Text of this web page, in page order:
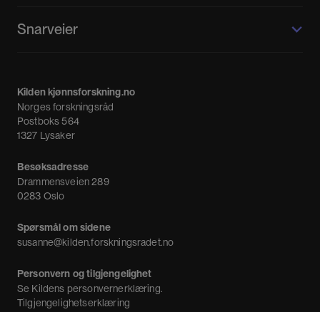
Kvinnehistorie.no
Snarveier
Nyheter
Nyhetsbrev
Kilden kjønnsforskning.no
Norges forskningsråd
Postboks 564
1327 Lysaker
Besøksadresse
Drammensveien 289
0283 Oslo
Spørsmål om sidene
susanne@kilden.forskningsradet.no
Personvern og tilgjengelighet
Se Kildens personvernerklæring.
Tilgjengelighetserklæring